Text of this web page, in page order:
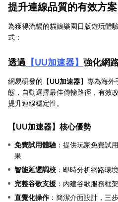
提升連線品質的有效方案
為獲得流暢的貓娘樂園日版遊玩體
式：
透過 【UU加速器】 強化網
網易研發的【UU加速器】專為海外
態，自動選擇最佳傳輸路徑，有效
提升連線穩定性。
【UU加速器】核心優勢
免費試用體驗 ：提供玩家免費試
果
智能延遲調校 ：即時分析網路環
完整谷歌支援 ：內建谷歌服務框
直覺化操作：簡潔介面設計，三